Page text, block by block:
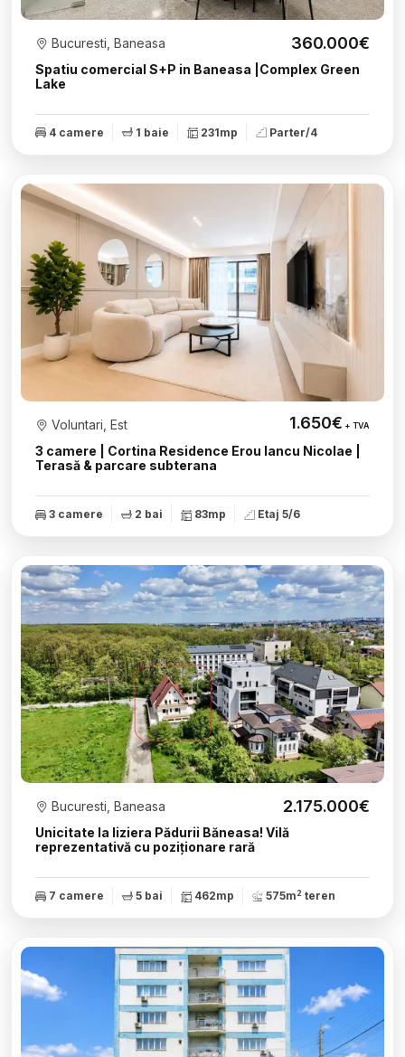
Spatiu comercial S+P in Baneasa |Complex Green
Lake
Bucuresti, Baneasa 360.000€
4 camere 1 baie 231mp Parter/4
3 camere | Cortina Residence Erou Iancu Nicolae |
Terasă & parcare subterana
Voluntari, Est 1.650€ + TVA
3 camere 2 bai 83mp Etaj 5/6
Unicitate la liziera Pădurii Băneasa! Vilă
reprezentativă cu poziționare rară
Bucuresti, Baneasa 2.175.000€
7 camere 5 bai 462mp 575m2 teren